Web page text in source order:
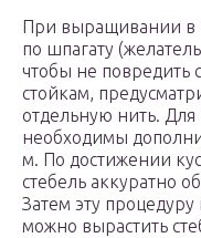
При выращивании в
по шпагату
чтобы не повредить
стойкам,
отдельную нить.
необходимы
м. По достижении
стебель аккуратно
Затем эту
можно вырастить